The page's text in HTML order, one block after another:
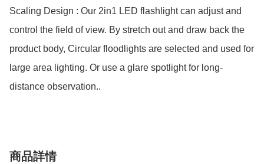
Scaling Design : Our 2in1 LED flashlight can adjust and
control the field of view. By stretch out and draw back the
product body, Circular floodlights are selected and used for
large area lighting. Or use a glare spotlight for long-
distance observation..
商品詳情